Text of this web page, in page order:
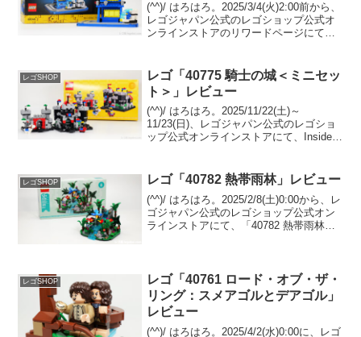
(^^)/ はろはろ。2025/3/4(火)2:00前から、
レゴジャパン公式のレゴショップ公式オ
ンラインストアのリワードページにて、
ています。早速...
レゴSHOP
レゴ「40775 騎士の城＜ミニセッ
ト＞」レビュー
(^^)/ はろはろ。2025/11/22(土)～
11/23(日)、レゴジャパン公式のレゴショ
ップ公式オンラインストアにて、Insiders
がプレゼント中です。 条件は...
レゴSHOP レゴ「40782 熱帯雨林」レビュー
(^^)/ はろはろ。2025/2/8(土)0:00から、レ
ゴジャパン公式のレゴショップ公式オン
ラインストアにて、「40782 熱帯雨林」
レゴSHOP
レゴ「40761 ロード・オブ・ザ・
リング：スメアゴルとデアゴル」
レビュー
(^^)/ はろはろ。2025/4/2(水)0:00に、レゴ